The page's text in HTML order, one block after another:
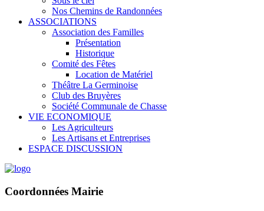
Nos Chemins de Randonnées
ASSOCIATIONS
Association des Familles
Présentation
Historique
Comité des Fêtes
Location de Matériel
Théâtre La Germinoise
Club des Bruyères
Société Communale de Chasse
VIE ECONOMIQUE
Les Agriculteurs
Les Artisans et Entreprises
ESPACE DISCUSSION
Coordonnées Mairie